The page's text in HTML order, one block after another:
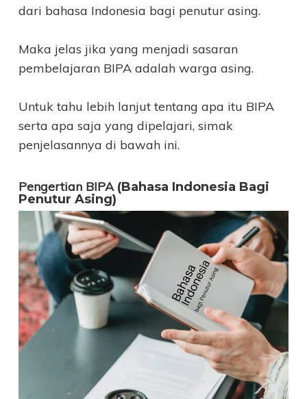
dari bahasa Indonesia bagi penutur asing.
Maka jelas jika yang menjadi sasaran
pembelajaran BIPA adalah warga asing.
Untuk tahu lebih lanjut tentang apa itu BIPA
serta apa saja yang dipelajari, simak
penjelasannya di bawah ini.
Pengertian BIPA(Bahasa Indonesia Bagi
Penutur Asing)